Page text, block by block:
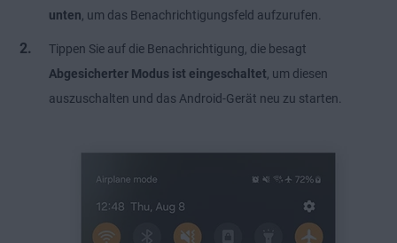
unten , um das Benachrichtigungsfeld aufzurufen.
Tippen Sie auf die Benachrichtigung, die besagt
Abgesicherter Modus ist eingeschaltet , um diesen
auszuschalten und das Android-Gerät neu zu starten.